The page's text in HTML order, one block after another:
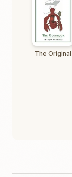
The Original